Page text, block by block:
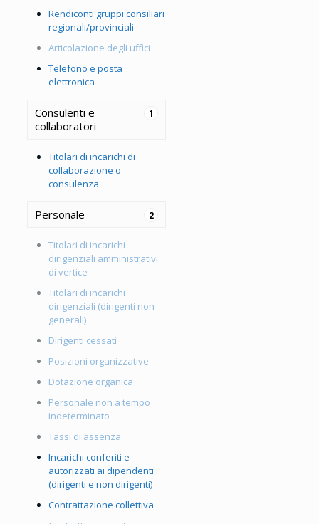
Rendiconti gruppi consiliari
regionali/provinciali
Articolazione degli uffici
Telefono e posta
elettronica
1
Consulenti e
collaboratori
Titolari di incarichi di
collaborazione o
consulenza
2
Personale
Titolari di incarichi
dirigenziali amministrativi
di vertice
Titolari di incarichi
dirigenziali (dirigenti non
generali)
Dirigenti cessati
Posizioni organizzative
Dotazione organica
Personale non a tempo
indeterminato
Tassi di assenza
Incarichi conferiti e
autorizzati ai dipendenti
(dirigenti e non dirigenti)
Contrattazione collettiva